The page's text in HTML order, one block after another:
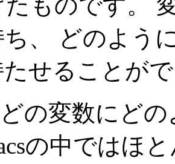
、 どのよう
せることが
の変数にど
の中ではほ